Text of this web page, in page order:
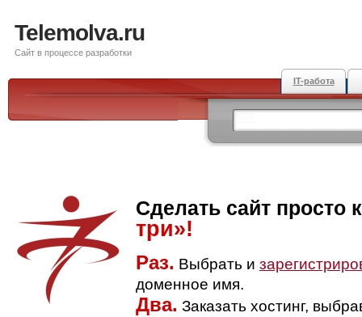
Telemolva.ru
Сайт в процессе разработки
IT-работа
Сделать сайт просто
три»!
Раз. Выбрать и
доменное имя.
Два. Заказать хостинг,